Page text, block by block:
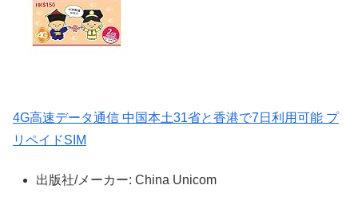
4G高速データ通信 中国本土31省と香港で7日利用可能 プ
リペイドSIM
出版社/メーカー: China Unicom